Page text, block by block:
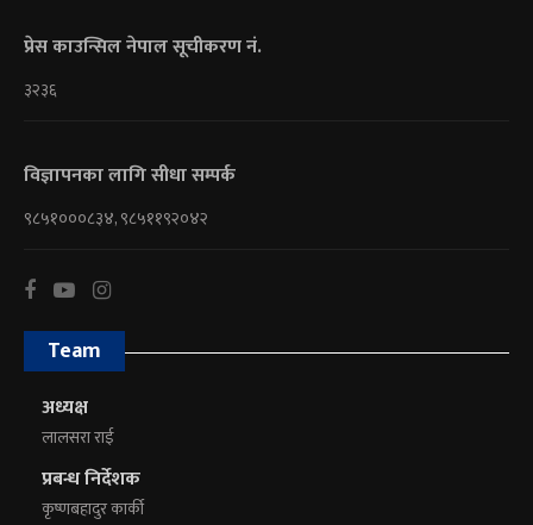
प्रेस काउन्सिल नेपाल सूचीकरण नं.
३२३६
विज्ञापनका लागि सीधा सम्पर्क
९८५१०००८३४, ९८५११९२०४२
Team
अध्यक्ष
लालसरा राई
प्रबन्ध निर्देशक
कृष्णबहादुर कार्की